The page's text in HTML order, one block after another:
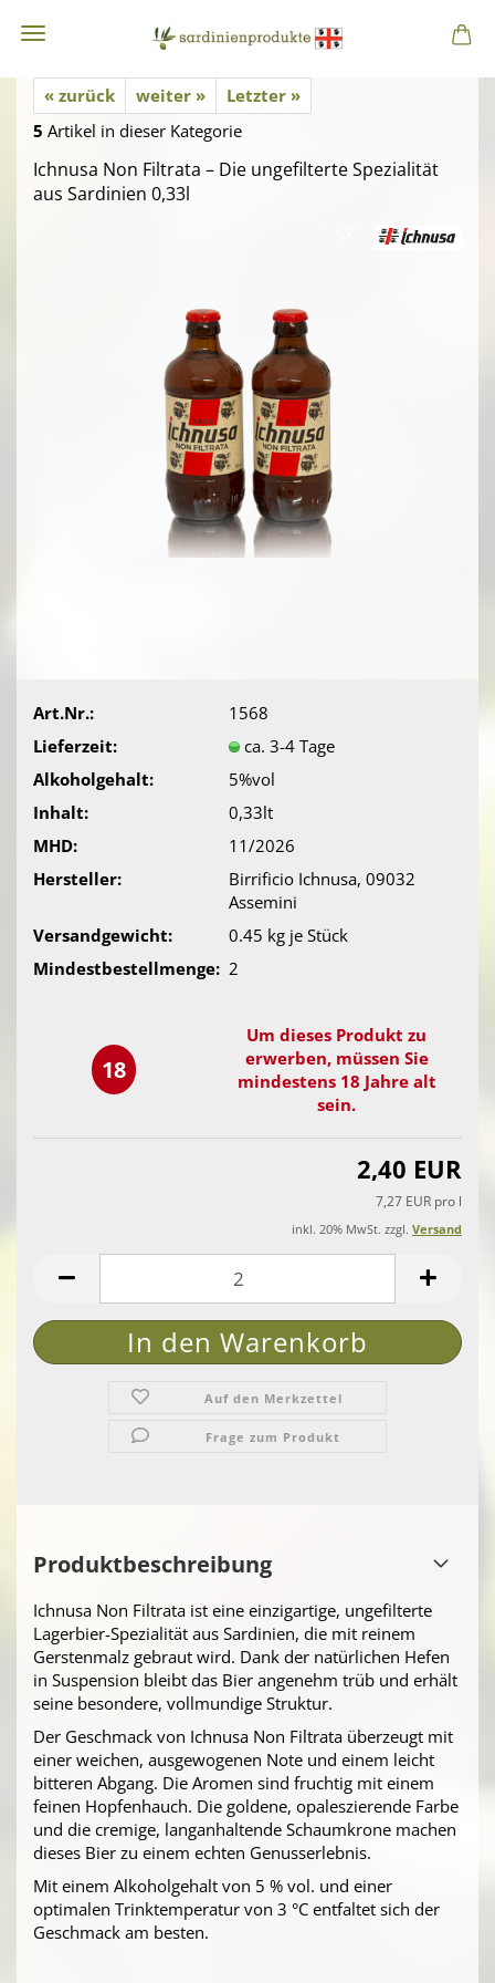
« zurück weiter »
Letzter »
5 Artikel in dieser Kategorie
Ichnusa Non Filtrata – Die ungefilterte Spezialität
aus Sardinien 0,33l
Art.Nr.:
1568
Lieferzeit:
ca. 3-4 Tage
Alkoholgehalt:
5%vol
Inhalt:
0,33lt
MHD:
11/2026
Hersteller:
Birrificio Ichnusa, 09032
Assemini
Versandgewicht:
0.45 kg je Stück
Mindestbestellmenge: 2
18
Um dieses Produkt zu
erwerben, müssen Sie
mindestens 18 Jahre alt
sein.
2,40 EUR
7,27 EUR pro l
inkl. 20% MwSt. zzgl. Versand
Auf den Merkzettel
Frage zum Produkt
Produktbeschreibung
Ichnusa Non Filtrata ist eine einzigartige, ungefilterte
Lagerbier-Spezialität aus Sardinien, die mit reinem
Gerstenmalz gebraut wird. Dank der natürlichen Hefen
in Suspension bleibt das Bier angenehm trüb und erhält
seine besondere, vollmundige Struktur.
Der Geschmack von Ichnusa Non Filtrata überzeugt mit
einer weichen, ausgewogenen Note und einem leicht
bitteren Abgang. Die Aromen sind fruchtig mit einem
feinen Hopfenhauch. Die goldene, opaleszierende Farbe
und die cremige, langanhaltende Schaumkrone machen
dieses Bier zu einem echten Genusserlebnis.
Mit einem Alkoholgehalt von 5 % vol. und einer
optimalen Trinktemperatur von 3 °C entfaltet sich der
Geschmack am besten.